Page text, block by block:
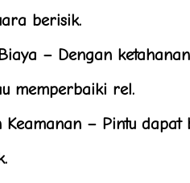
berisik.
– Dengan
memperbaiki rel.
Keamanan – Pintu dapat